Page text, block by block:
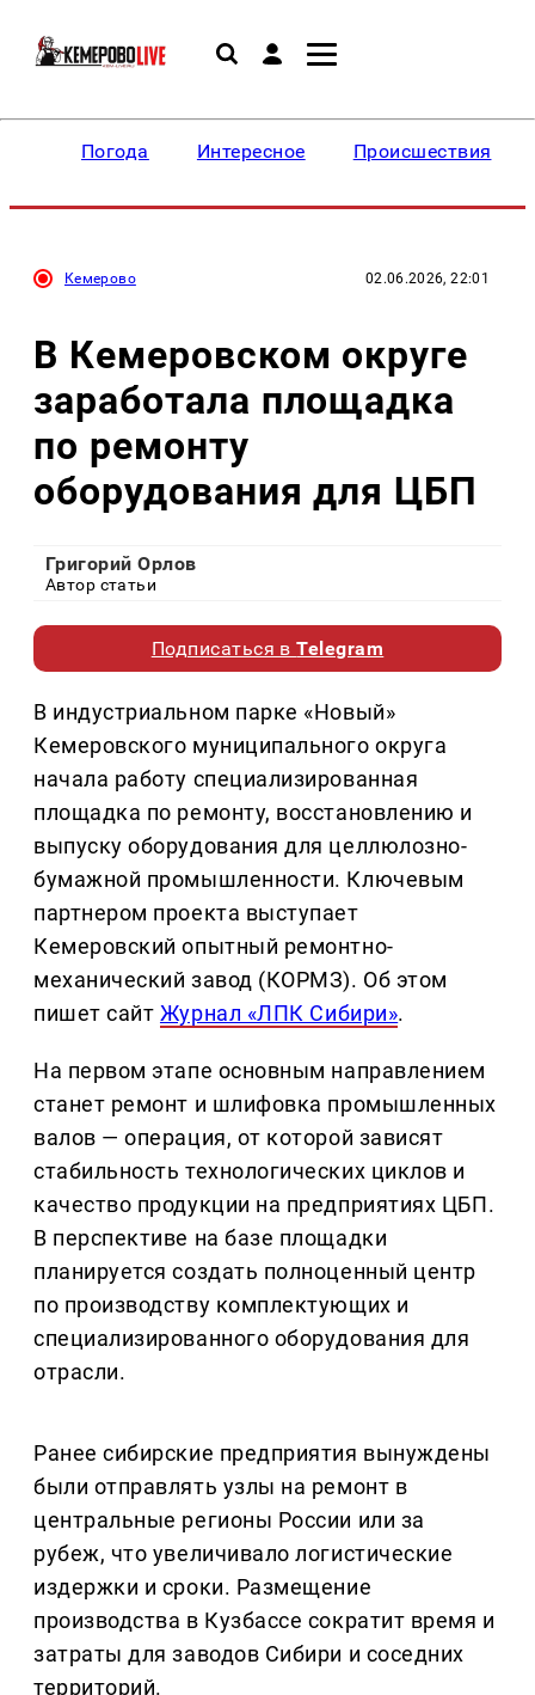
Погода Интересное Происшествия
Кемерово 02.06.2026, 22:01
В Кемеровском округе
заработала площадка
по ремонту
оборудования для ЦБП
Григорий Орлов
Автор статьи
Подписаться вTelegram
В индустриальном парке «Новый»
Кемеровского муниципального округа
начала работу специализированная
площадка по ремонту, восстановлению и
выпуску оборудования для целлюлозно-
бумажной промышленности. Ключевым
партнером проекта выступает
Кемеровский опытный ремонтно-
механический завод (КОРМЗ). Об этом
пишет сайт Журнал «ЛПК Сибири».
На первом этапе основным направлением
станет ремонт и шлифовка промышленных
валов — операция, от которой зависят
стабильность технологических циклов и
качество продукции на предприятиях ЦБП.
В перспективе на базе площадки
планируется создать полноценный центр
по производству комплектующих и
специализированного оборудования для
отрасли.
Ранее сибирские предприятия вынуждены
были отправлять узлы на ремонт в
центральные регионы России или за
рубеж, что увеличивало логистические
издержки и сроки. Размещение
производства в Кузбассе сократит время и
затраты для заводов Сибири и соседних
территорий.